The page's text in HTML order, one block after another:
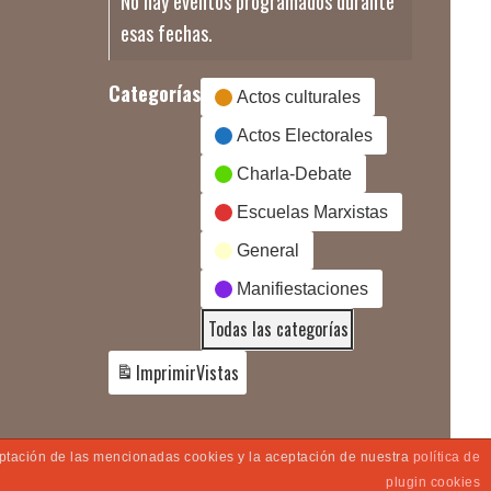
esas fechas.
Categorías Actos culturales
Actos Electorales
Charla-Debate
Escuelas Marxistas
General
Manifiestaciones
Todas las categorías
ImprimirVistas
de las mencionadas cookies y la aceptación de nuestra política de
plugin cookies